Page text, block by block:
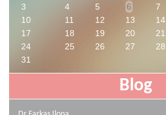
3
4 5 6 7
10
11 12 13 14
17
18 19 20 21
24
25 26 27 28
31
Blog